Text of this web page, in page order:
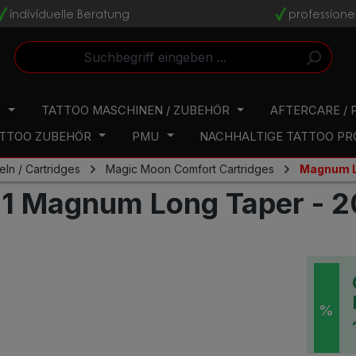
individuelle Beratung v
TATTOO MASCHINEN / ZUBEHÖR AFTERCARE /
ZUBEHÖR PMU NACHHALTIGE TATTOO
/ Cartridges Magic Moon Comfort Cartridges Magnum
Magnum Long Taper -
%